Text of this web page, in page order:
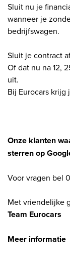
Sluit nu je
wanneer je
bedrijfswagen.
Sluit je contract
Of dat nu na 12,
uit.
Bij Eurocars
Onze klanten
sterren op
Voor vragen bel
Met vriendelijke
Team Eurocars
Meer informatie